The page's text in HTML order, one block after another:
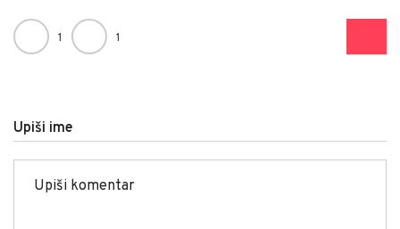
1 1
Upiši ime